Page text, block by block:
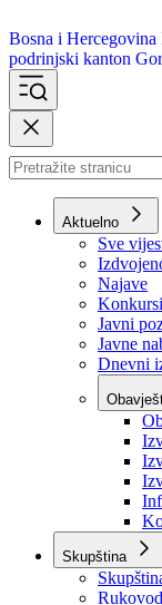
Bosna i Hercegovina
podrinjski kanton
Aktuelno
Sve
Najave
Javni
Javne
Dnevni